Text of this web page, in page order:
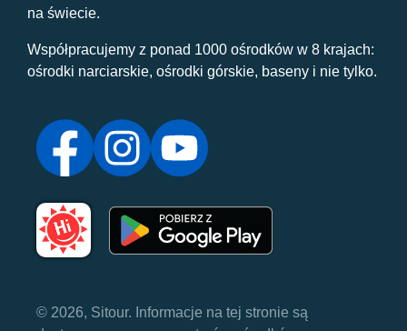
na świecie.
Współpracujemy z ponad 1000 ośrodków w 8 krajach:
ośrodki narciarskie, ośrodki górskie, baseny i nie tylko.
© 2026, Sitour. Informacje na tej stronie są